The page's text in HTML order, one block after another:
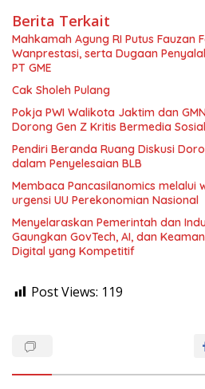
Berita Terkait
Mahkamah Agung RI Putus Fauzan
Wanprestasi, serta Dugaan
PT GME
Cak Sholeh Pulang
Pokja PWI Walikota Jaktim dan
Dorong Gen Z Kritis Bermedia Sosial
Pendiri Beranda Ruang Diskusi
dalam Penyelesaian BLB
Membaca Pancasilanomics melalui
urgensi UU Perekonomian Nasional
Menyelaraskan Pemerintah dan
Gaungkan GovTech, AI, dan
Digital yang Kompetitif
Post Views: 119